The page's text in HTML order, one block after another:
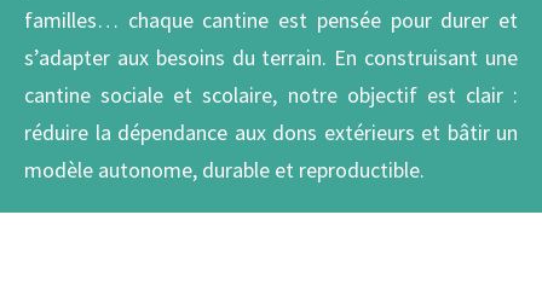
familles… chaque cantine est pensée pour durer et
s’adapter aux besoins du terrain. En construisant une
cantine sociale et scolaire, notre objectif est clair :
réduire la dépendance aux dons extérieurs et bâtir un
modèle autonome, durable et reproductible.